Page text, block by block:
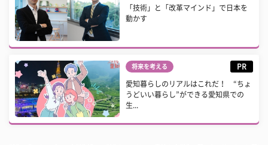
「技術」と「改革マインド」で日本を
動かす
将来を考える PR
愛知暮らしのリアルはこれだ！ “ちょ
うどいい暮らし”ができる愛知県での
生...